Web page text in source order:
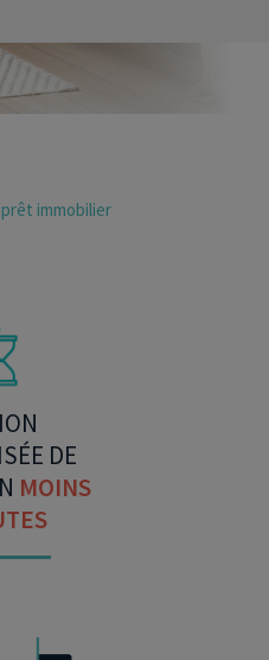
immobilier
DE
MOINS